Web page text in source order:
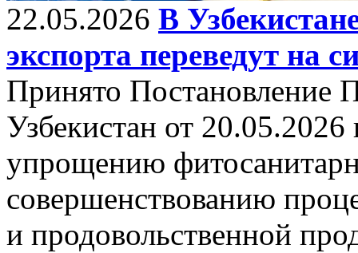
22.05.2026 В
экспорта переведут на
Принято Постановление
Узбекистан от
упрощению
совершенствованию
и продовольственной